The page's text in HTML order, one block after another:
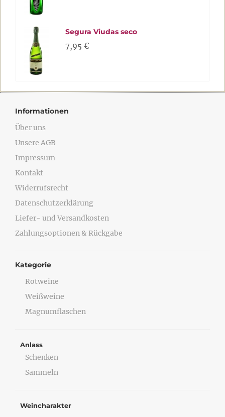
Segura Viudas seco
7,95 €
Informationen
Über uns
Unsere AGB
Impressum
Kontakt
Widerrufsrecht
Datenschutzerklärung
Liefer- und Versandkosten
Zahlungsoptionen & Rückgabe
Kategorie
Rotweine
Weißweine
Magnumflaschen
Anlass
Schenken
Sammeln
Weincharakter